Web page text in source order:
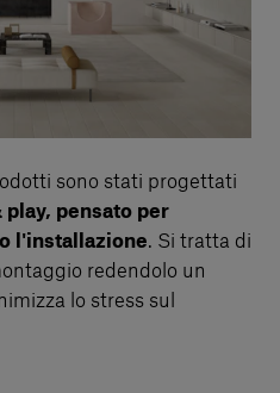
sono stati progettati
pensato per
l'installazione. Si tratta di
redendolo un
lo stress sul